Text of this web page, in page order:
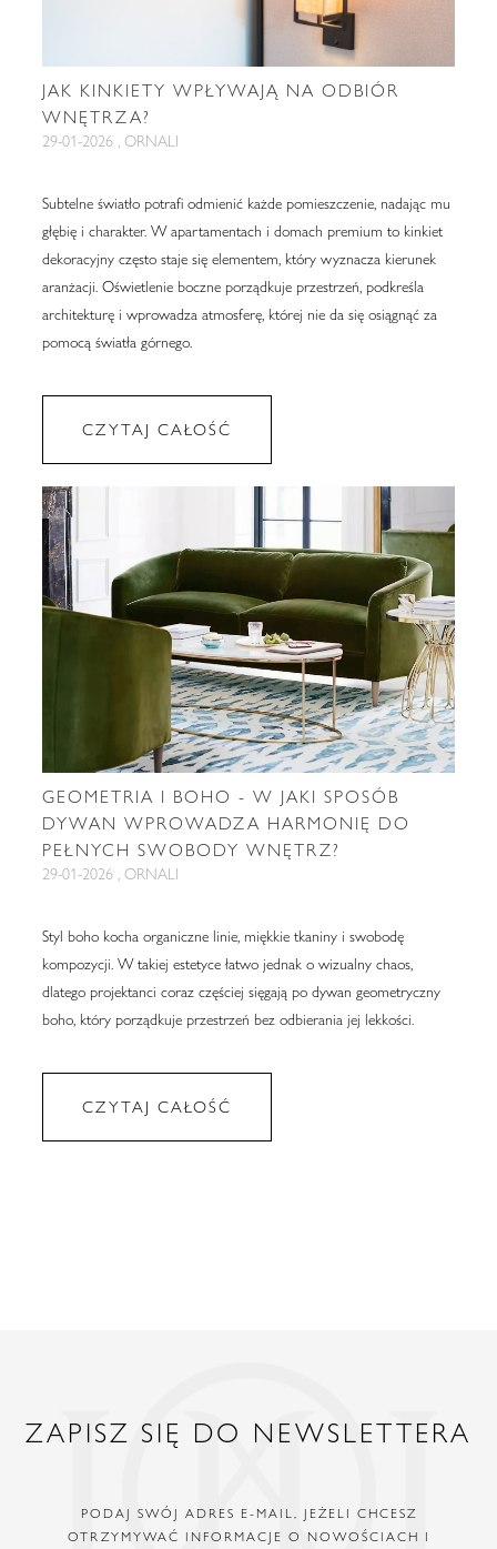
JAK KINKIETY WPŁYWAJĄ NA ODBIÓR
WNĘTRZA?
29-01-2026 , ORNALI
Subtelne światło potrafi odmienić każde pomieszczenie, nadając mu
głębię i charakter. W apartamentach i domach premium to kinkiet
dekoracyjny często staje się elementem, który wyznacza kierunek
aranżacji. Oświetlenie boczne porządkuje przestrzeń, podkreśla
architekturę i wprowadza atmosferę, której nie da się osiągnąć za
pomocą światła górnego.
CZYTAJ CAŁOŚĆ
GEOMETRIA I BOHO - W JAKI SPOSÓB
DYWAN WPROWADZA HARMONIĘ DO
PEŁNYCH SWOBODY WNĘTRZ?
29-01-2026 , ORNALI
Styl boho kocha organiczne linie, miękkie tkaniny i swobodę
kompozycji. W takiej estetyce łatwo jednak o wizualny chaos,
dlatego projektanci coraz częściej sięgają po dywan geometryczny
boho, który porządkuje przestrzeń bez odbierania jej lekkości.
CZYTAJ CAŁOŚĆ
ZAPISZ SIĘ DO NEWSLETTERA
PODAJ SWÓJ ADRES E-MAIL, JEŻELI CHCESZ
OTRZYMYWAĆ INFORMACJE O NOWOŚCIACH I